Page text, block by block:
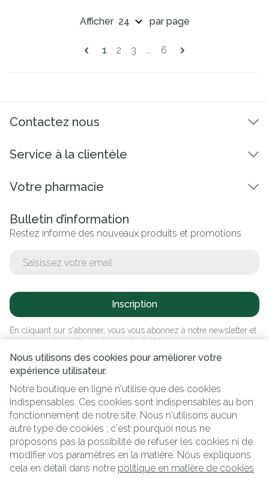
Nous utilisons des cookies pour améliorer votre
expérience utilisateur.
Notre boutique en ligne n'utilise que des cookies
indispensables. Ces cookies sont indispensables au bon
fonctionnement de notre site. Nous n'utilisons aucun
autre type de cookies ; c'est pourquoi nous ne
proposons pas la possibilité de refuser les cookies ni de
modifier vos paramètres en la matière. Nous expliquons
cela en détail dans notre politique en matière de cookies
Pages
Vous lisez actuellement la page
1 Page
2 Page
3 ... Page
6
Afficher par page
Contactez nous
Service à la clientèle
Votre pharmacie
Bulletin d’information
Restez informé des nouveaux produits et promotions
Inscription
En cliquant sur s'abonner, vous vous abonnez à notre newsletter et
acceptez notrepolitique de confidentialité.
Liens légaux